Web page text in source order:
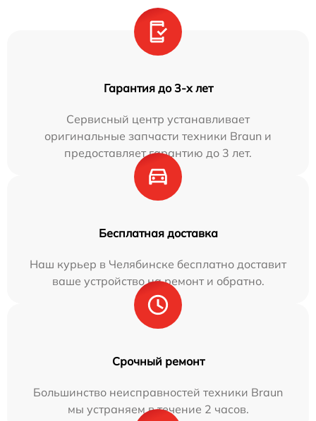
Гарантия до 3-х лет
Сервисный центр устанавливает
оригинальные запчасти техники Braun и
предоставляет гарантию до 3 лет.
Бесплатная доставка
Наш курьер в Челябинске бесплатно доставит
ваше устройство на ремонт и обратно.
Срочный ремонт
Большинство неисправностей техники Braun
мы устраняем в течение 2 часов.